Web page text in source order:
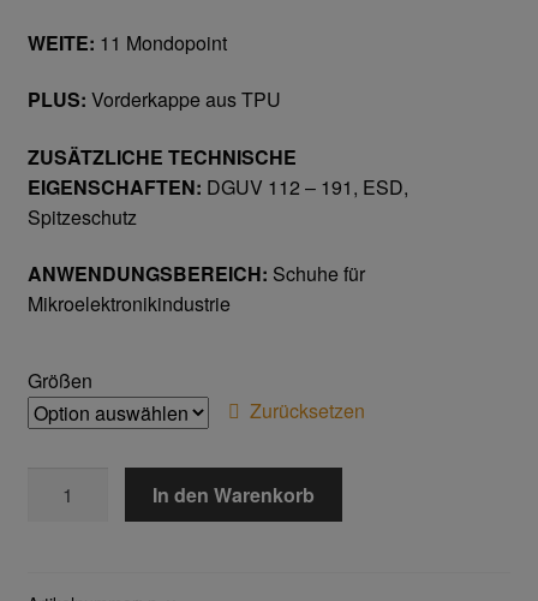
Datenschutzerklärung
Hautschutz
Home
Imagefilm
Impressum
Kontakt
Mein konto
WEITE: 11 Mondopoint
PLUS: Vorderkappe aus TPU
ZUSÄTZLICHE TECHNISCHE
EIGENSCHAFTEN: DGUV 112 – 191, ESD,
Spitzeschutz
ANWENDUNGSBEREICH: Schuhe für
Mikroelektronikindustrie
Größen
Zurücksetzen
SUPPORTERSIn den Warenkorb